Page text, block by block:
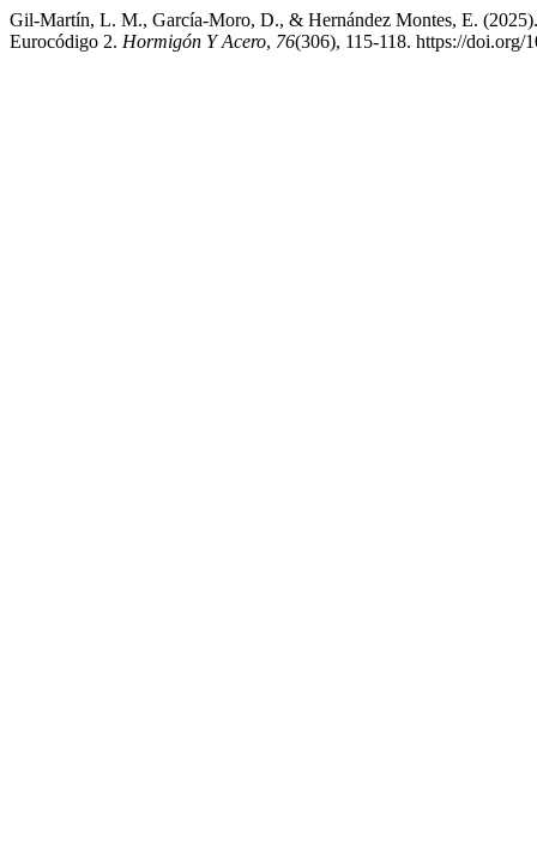
Gil-Martín, L. M., García-Moro, D., & Hernández Montes, E.
Eurocódigo 2. Hormigón Y Acero, 76(306), 115-118. https://doi.org/